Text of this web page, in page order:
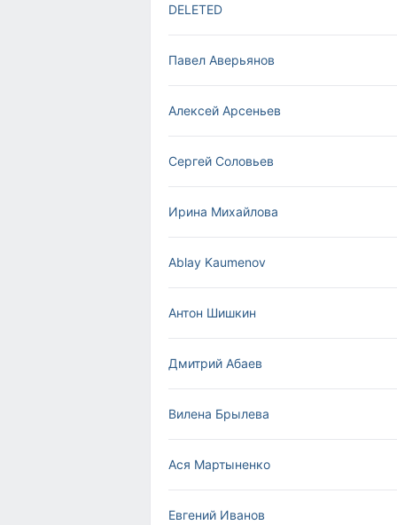
DELETED
Павел Аверьянов
Алексей Арсеньев
Сергей Соловьев
Ирина Михайлова
Ablay Kaumenov
Антон Шишкин
Дмитрий Абаев
Вилена Брылева
Ася Мартыненко
Евгений Иванов